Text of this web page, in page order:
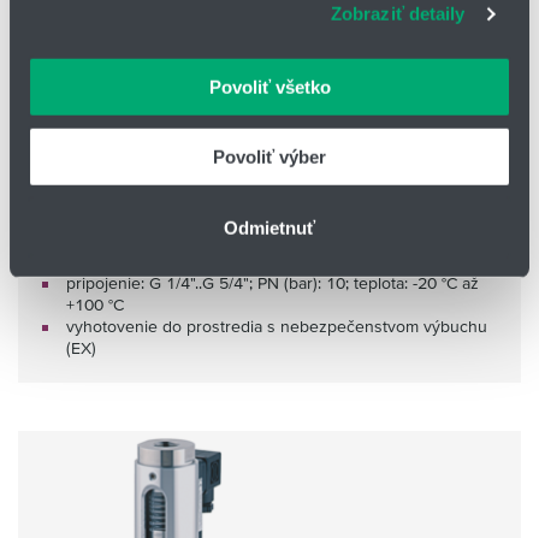
webové stránky, poskytujeme aj našim partnerom v
keď ste používali ich služby.
Zobraziť detaily
Povoliť všetko
Povoliť výber
Odmietnuť
pripojenie: G 1/4"..G 5/4"; PN (bar): 10; teplota: -20 °C až
+100 °C
vyhotovenie do prostredia s nebezpečenstvom výbuchu
(EX)